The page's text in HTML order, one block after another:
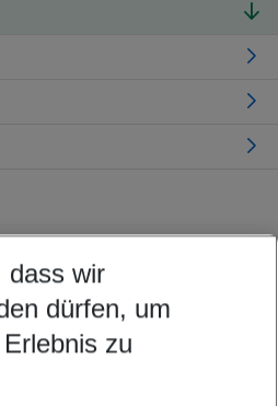
Ihren Wünschen
5-8 Nächte
dass wir
dürfen, um
zu